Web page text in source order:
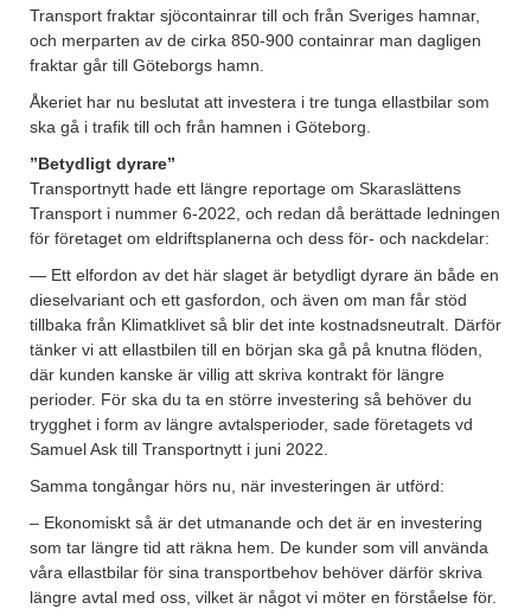
Transport fraktar sjöcontainrar till och från Sveriges hamnar,
och merparten av de cirka 850-900 containrar man dagligen
fraktar går till Göteborgs hamn.
Åkeriet har nu beslutat att investera i tre tunga ellastbilar som
ska gå i trafik till och från hamnen i Göteborg.
”Betydligt dyrare”
Transportnytt hade ett längre reportage om Skaraslättens
Transport i nummer 6-2022, och redan då berättade ledningen
för företaget om eldriftsplanerna och dess för- och nackdelar:
— Ett elfordon av det här slaget är betydligt dyrare än både en
dieselvariant och ett gasfordon, och även om man får stöd
tillbaka från Klimatklivet så blir det inte kostnadsneutralt. Därför
tänker vi att ellastbilen till en början ska gå på knutna flöden,
där kunden kanske är villig att skriva kontrakt för längre
perioder. För ska du ta en större investering så behöver du
trygghet i form av längre avtalsperioder, sade företagets vd
Samuel Ask till Transportnytt i juni 2022.
Samma tongångar hörs nu, när investeringen är utförd:
– Ekonomiskt så är det utmanande och det är en investering
som tar längre tid att räkna hem. De kunder som vill använda
våra ellastbilar för sina transportbehov behöver därför skriva
längre avtal med oss, vilket är något vi möter en förståelse för.